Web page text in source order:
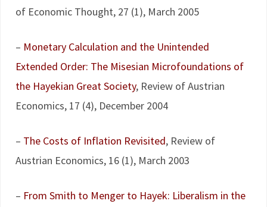
of Economic Thought, 27 (1), March 2005
– Monetary Calculation and the Unintended
Extended Order: The Misesian Microfoundations of
the Hayekian Great Society, Review of Austrian
Economics, 17 (4), December 2004
– The Costs of Inflation Revisited, Review of
Austrian Economics, 16 (1), March 2003
– From Smith to Menger to Hayek: Liberalism in the